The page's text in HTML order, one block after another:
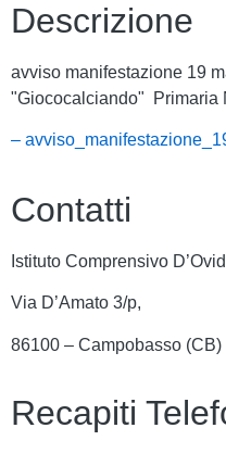
Descrizione
avviso manifestazione 19
"Giococalciando" Primaria
–
Contatti
Istituto Comprensivo
Via D’Amato 3/p,
86100 – Campobasso (CB)
Recapiti